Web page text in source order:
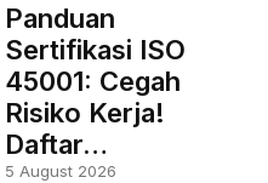
Panduan
Sertifikasi ISO
45001: Cegah
Risiko Kerja!
Daftar…
5 August 2026